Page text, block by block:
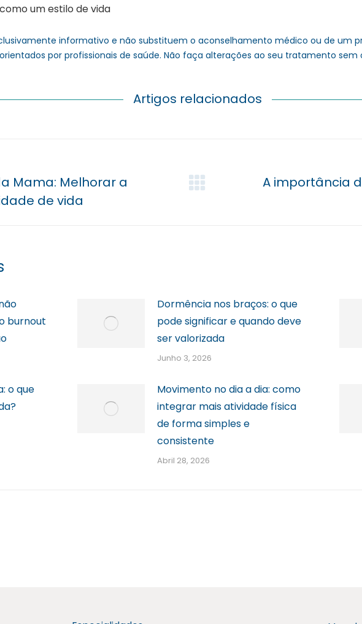
um estilo de vida
informativo e não substituem o aconselhamento médico ou de um
por profissionais de saúde. Não faça alterações ao seu tratamento
Artigos relacionados
Mama: Melhorar a
de vida
PróximoA importância
burnout
Dormência nos braços: o que
pode significar e quando deve
ser valorizada
Junho 3, 2026
o que
Movimento no dia a dia: como
integrar mais atividade física
de forma simples e
consistente
Abril 28, 2026